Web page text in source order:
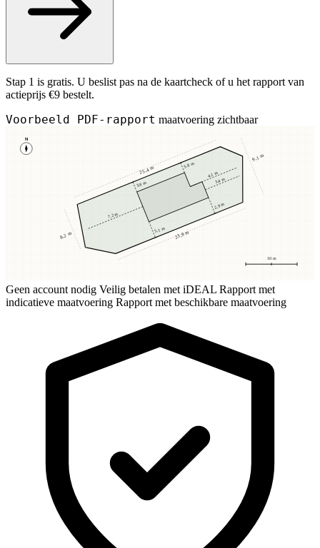
Stap 1 is gratis. U beslist pas na de kaartcheck of u het rapport van
actieprijs €9 bestelt.
Voorbeeld PDF-rapport maatvoering zichtbaar
N
10 m
3,8 m
3,8 m
5,1 m
2,9 m
7,2 m
3,4 m
4,1 m
25,4 m
23,8 m
8,2 m
9,1 m
Geen account nodig Veilig betalen met iDEAL Rapport met
indicatieve maatvoering Rapport met beschikbare maatvoering